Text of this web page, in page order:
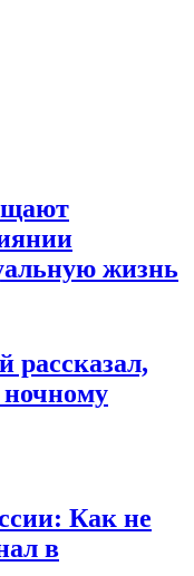
жизнь
рассказал,
ночному
Как не
в